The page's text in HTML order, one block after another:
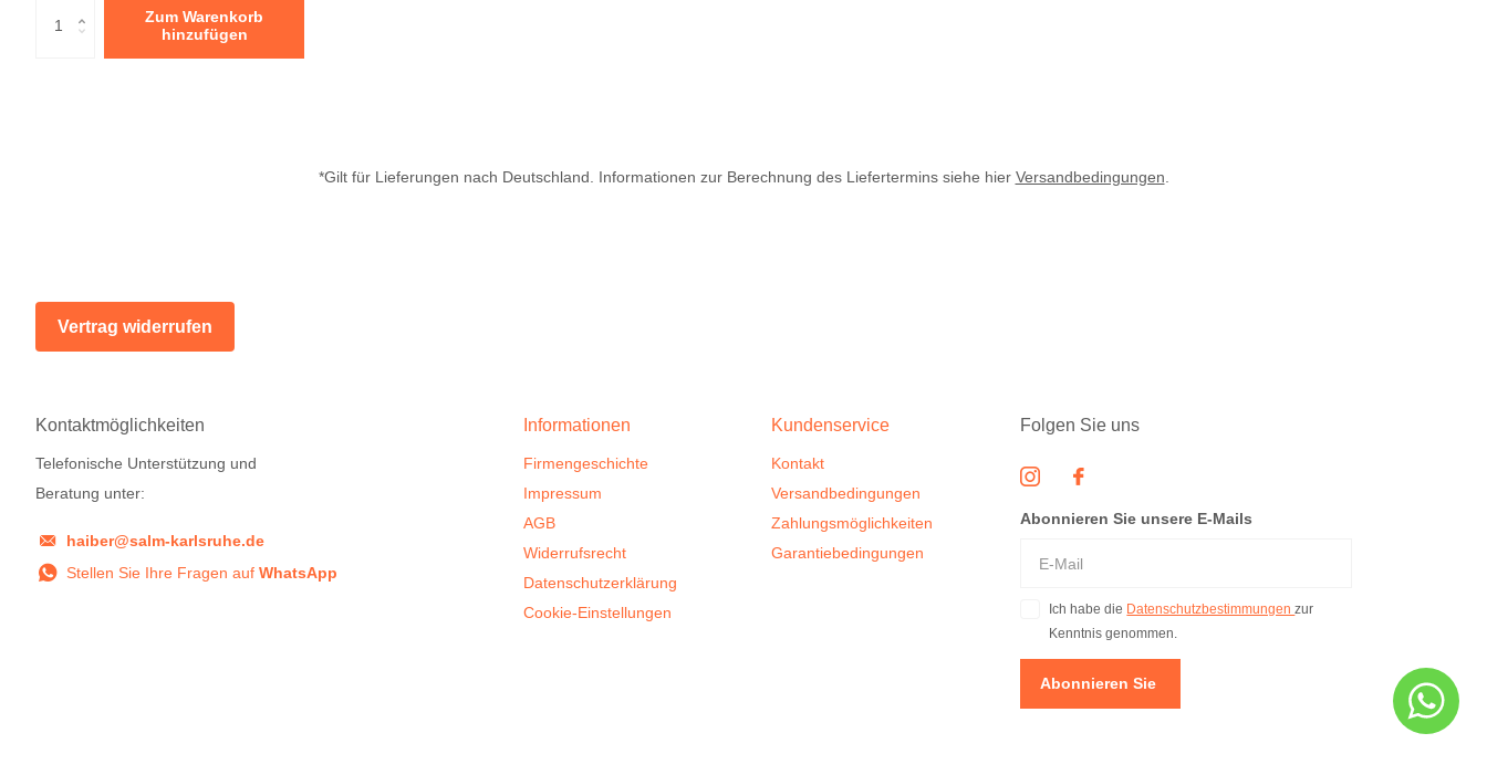
Zum Warenkorb
hinzufügen
*Gilt für Lieferungen nach Deutschland. Informationen zur Berechnung des Liefertermins siehe hier Versandbedingungen.
Vertrag widerrufen
Kontaktmöglichkeiten
Telefonische Unterstützung und
Beratung unter:
haiber@salm-karlsruhe.de
Stellen Sie Ihre Fragen auf WhatsApp
Informationen
Firmengeschichte
Impressum
AGB
Widerrufsrecht
Datenschutzerklärung
Cookie-Einstellungen
Kundenservice
Kontakt
Versandbedingungen
Zahlungsmöglichkeiten
Garantiebedingungen
Folgen Sie uns
Abonnieren Sie unsere E-Mails
Ich habe die Datenschutzbestimmungenzur
Kenntnis genommen.
Abonnieren Sie